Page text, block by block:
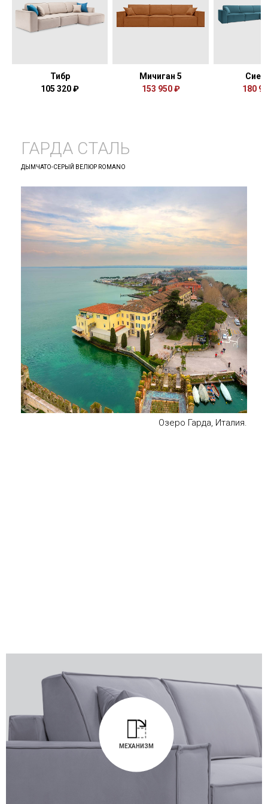
Тибр
105 320 ₽
Мичиган 5
153 950 ₽
180
ГАРДА СТАЛЬ
ДЫМЧАТО-СЕРЫЙ ВЕЛЮР ROMANO
Озеро Гарда, Италия.
МЕХАНИЗМ